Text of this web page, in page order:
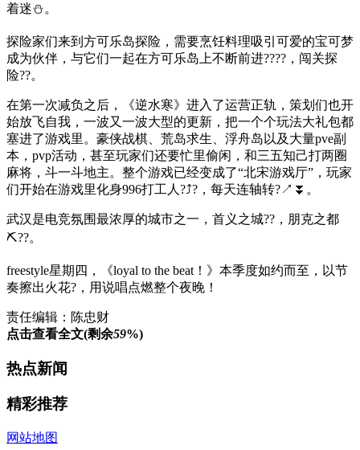
着迷⛄。
探险家们来到方可乐岛探险，需要烹饪料理吸引可爱的宝可梦
成为伙伴，与它们一起在方可乐岛上不断前进????，闯关探
险??。
在第一次减负之后，《逆水寒》进入了运营正轨，策划们也开
始放飞自我，一波又一波大型的更新，把一个个玩法大礼包都
塞进了游戏里。豪侠战棋、荒岛求生、浮舟岛以及大量pve副
本，pvp活动，甚至玩家们还要忙里偷闲，和三五知己打两圈
麻将，斗一斗地主。整个游戏已经变成了“北宋游戏厅”，玩家
们开始在游戏里化身996打工人?⤴?，每天连轴转?↗⏬。
武汉是电竞氛围最浓厚的城市之一，首义之城??，朋克之都
⛏??。
freestyle星期四，《loyal to the beat！》本季度如约而至，以节
奏擦出火花?，用说唱点燃整个夜晚！
责任编辑：陈忠财
点击查看全文(剩余59%)
热点新闻
精彩推荐
网站地图